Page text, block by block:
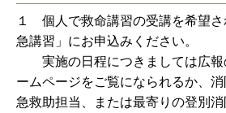
１ 個人で救命講習の受講を希望
急講習」にお申込みください。
実施の日程につきましては広報
ームページをご覧になられるか、
急救助担当、または最寄りの登別